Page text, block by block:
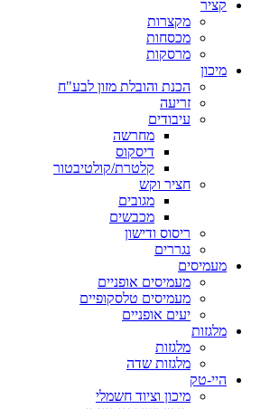
קציר
מקצרות
מכסחות
מרסקות
מיכון
הכנת והובלת מזון לבע"ח
זריעה
עיבודים
מחרשה
דיסקוס
קלטרת/קולטיבטור
חציר וקש
מגובים
מכבשים
ריסוס ודישון
נגררים
מעמיסים
מעמיסים אופניים
מעמיסים טלסקופיים
יעים אופניים
מלגזות
מלגזות
מלגזות שדה
היי-טק
מיכון וציוד חשמלי